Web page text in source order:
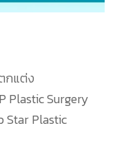
กแต่ง
Plastic Surgery
Star Plastic